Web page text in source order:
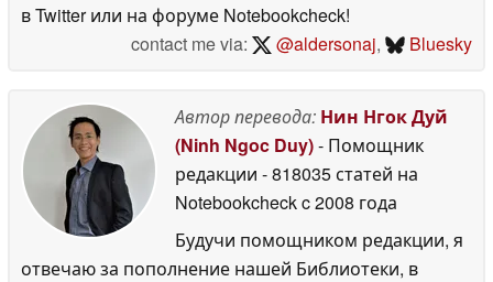
в Twitter или на форуме Notebookcheck!
contact me via:
@aldersonaj, Bluesky
Автор перевода: Нин Нгок Дуй
(Ninh Ngoc Duy)- Помощник
редакции - 818035 статей на
Notebookcheckc 2008 года
Будучи помощником редакции, я
отвечаю за пополнение нашей Библиотеки, в